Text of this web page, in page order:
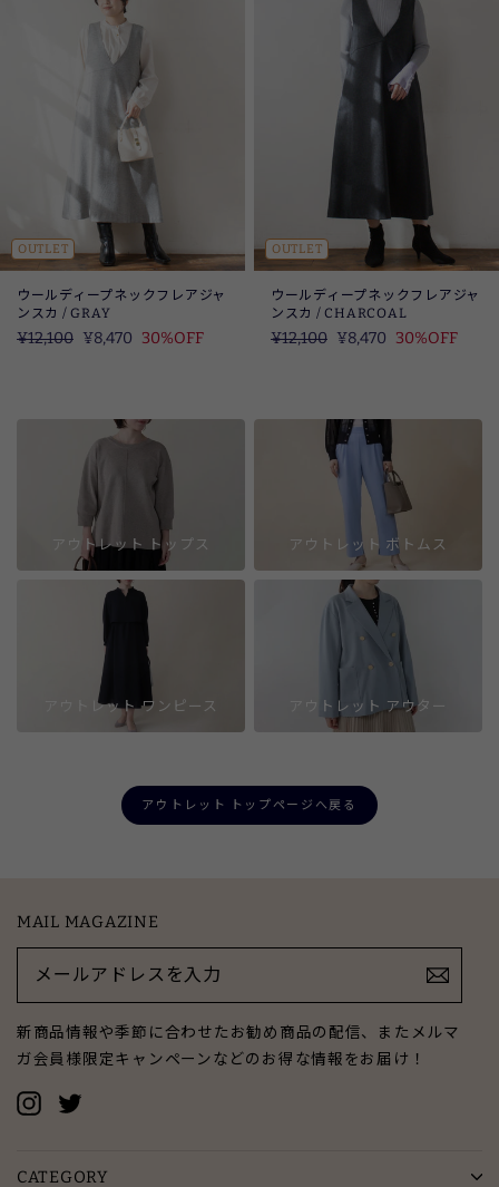
OUTLET
ウールディープネックフレアジャ
ンスカ / GRAY
定
¥12,100 SALE
¥8,470 30%OFF
OUTLET
ウールディープネックフレアジャ
ンスカ / CHARCOAL
定
¥12,100 SALE
¥8,470 30%OFF
アウトレット トップス アウトレット ボトムス
アウトレット ワンピース アウトレット アウター
アウトレット トップページへ戻る
MAIL MAGAZINE
ル
ア
ド
レ
を
新商品情報や季節に合わせたお勧め商品の配信、またメルマ
ガ会員様限定キャンペーンなどのお得な情報をお届け！
Instagram
CATEGORY